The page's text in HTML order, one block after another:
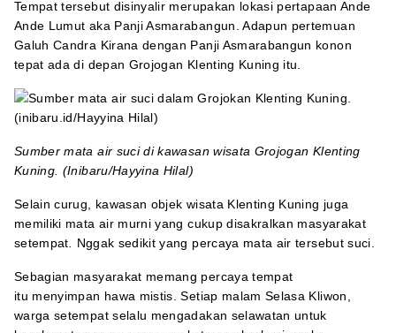
Tempat tersebut disinyalir merupakan lokasi pertapaan Ande
Ande Lumut aka Panji Asmarabangun. Adapun pertemuan
Galuh Candra Kirana dengan Panji Asmarabangun konon
tepat ada di depan Grojogan Klenting Kuning itu.
Sumber mata air suci di kawasan wisata Grojogan Klenting
Kuning. (Inibaru/Hayyina Hilal)
Selain curug, kawasan objek wisata Klenting Kuning juga
memiliki mata air murni yang cukup disakralkan masyarakat
setempat
Nggak sedikit yang percaya mata air tersebut suci.
Sebagian masyarakat memang percaya tempat
itu menyimpan hawa mistis. Setiap malam Selasa Kliwon,
warga setempat selalu mengadakan selawatan untuk